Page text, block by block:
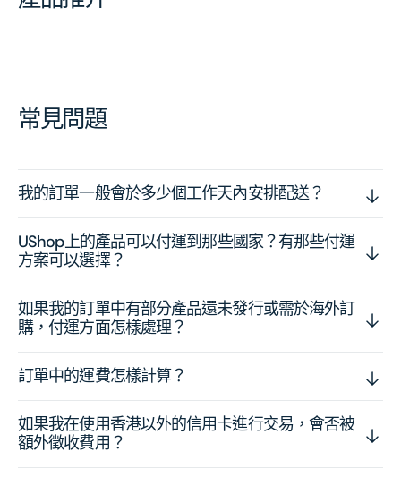
常見問題
我的訂單一般會於多少個工作天內安排配送？
UShop上的產品可以付運到那些國家？有那些付運
方案可以選擇？
如果我的訂單中有部分產品還未發行或需於海外訂
購，付運方面怎樣處理？
訂單中的運費怎樣計算？
如果我在使用香港以外的信用卡進行交易，會否被
額外徵收費用？